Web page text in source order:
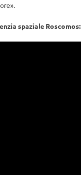
spaziale Roscomos: